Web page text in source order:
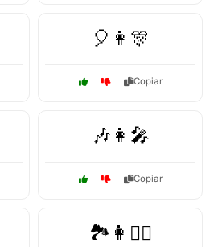
🎈👩🎊
Copiar
🎶👩🎤
Copiar
🏞️👩🚶‍♀️